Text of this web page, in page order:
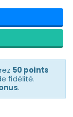
50 points
fidélité.
.